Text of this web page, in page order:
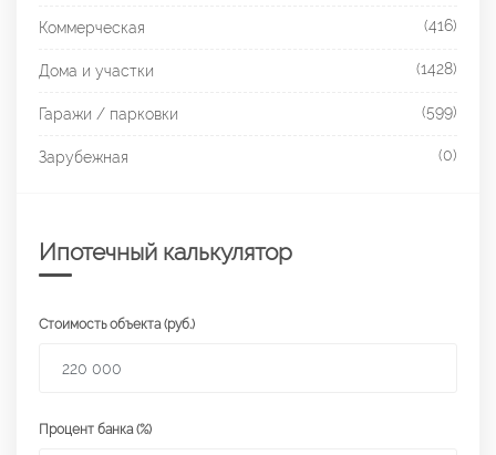
Коммерческая (416)
Дома и участки (1428)
Гаражи / парковки (599)
Зарубежная (0)
Ипотечный калькулятор
Стоимость объекта (руб.)
Процент банка (%)